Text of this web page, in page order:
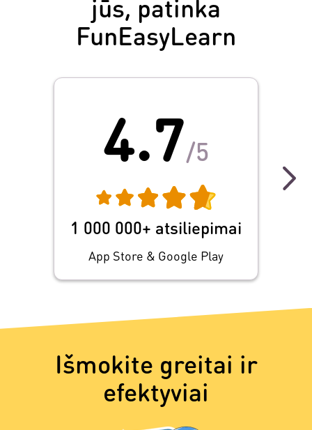
jūs, patinka
FunEasyLearn
4.7/5
1 000 000+ atsiliepimai
App Store & Google Play
Išmokite greitai ir
efektyviai